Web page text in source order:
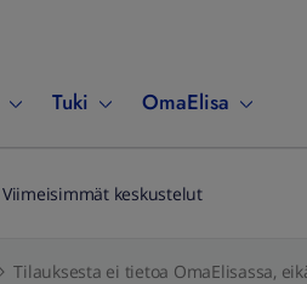
Tuki OmaElisa
Viimeisimmät keskustelut
Tilauksesta ei tietoa OmaElisassa,